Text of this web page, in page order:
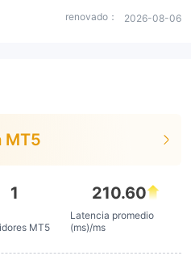
renovado： 2026-08-06
MT5
1
MT5
210.60
Latencia promedio
(ms)/ms